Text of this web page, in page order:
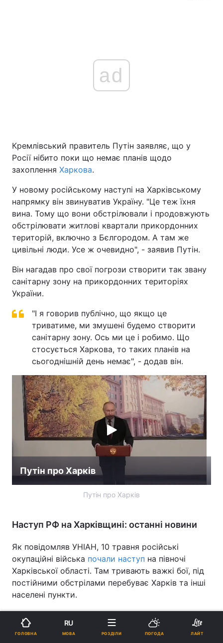
ad
Кремлівський правитель Путін заявляє, що у
Росії нібито поки що немає планів щодо
захоплення Харкова.
У новому російському наступі на Харківському
напрямку він звинуватив Україну. "Це теж їхня
вина. Тому що вони обстрілювали і продовжують
обстрілювати житлові квартали прикордонних
територій, включно з Бєлгородом. А там же
цивільні люди. Усе ж очевидно", - заявив Путін.
Він нагадав про свої погрози створити так звану
санітарну зону на прикордонних територіях
України.
"І я говорив публічно, що якщо це
триватиме, ми змушені будемо створити
санітарну зону. Ось ми це і робимо. Що
стосується Харкова, то таких планів на
сьогоднішній день немає", - додав він.
Путін про Харків
Путін про Харків
Наступ РФ на Харківщині: останні новини
Як повідомляв УНІАН, 10 травня російські
окупаційні війська почали наступ на півночі
Харківської області. Там тривають важкі бої, під
постійними обстрілами перебуває Харків та інші
населені пункти.
Олександр Сирський сьогодні повідомив, що на
цьому напрямку війська РФ
розширили зону
ГОЛОВНА
RU
МОВА РОЗДІЛИ ПОГОДА ЛАЙТ